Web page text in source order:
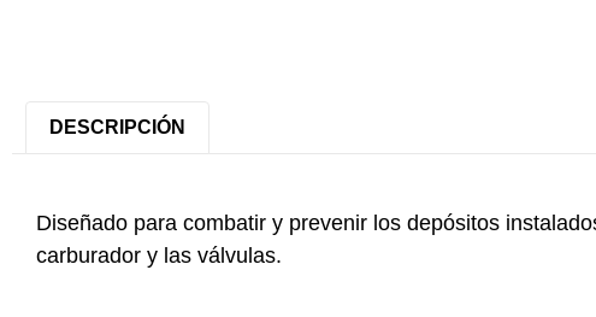
DESCRIPCIÓN
Diseñado para combatir y prevenir los depósitos
carburador y las válvulas.